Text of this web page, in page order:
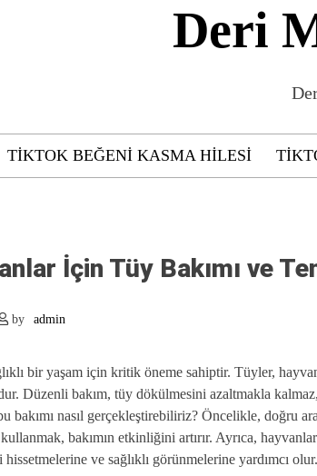
Deri
TIKTOK BEĞENI KASMA HILESI
İçin Tüy Bakımı ve
by admin
bir yaşam için kritik öneme sahiptir. Tüyler,
Düzenli bakım, tüy dökülmesini azaltmakla
bakımı nasıl gerçekleştirebiliriz? Öncelikle, doğru
bakımın etkinliğini artırır. Ayrıca,
ve sağlıklı görünmelerine yardımcı olur.